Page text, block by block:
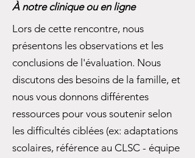
À notre clinique ou en ligne
Lors de cette rencontre, nous
présentons les observations et les
conclusions de l'évaluation. Nous
discutons des besoins de la famille, et
nous vous donnons différentes
ressources pour vous soutenir selon
les difficultés ciblées (ex: adaptations
scolaires, référence au CLSC - équipe